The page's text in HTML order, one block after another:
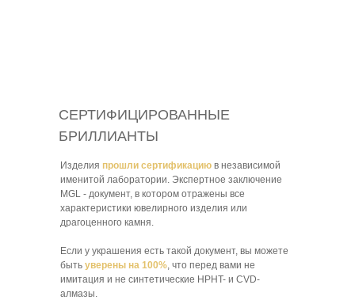
СЕРТИФИЦИРОВАННЫЕ
БРИЛЛИАНТЫ
Изделия прошли сертификацию в независимой
именитой лаборатории. Экспертное заключение
MGL - документ, в котором отражены все
характеристики ювелирного изделия или
драгоценного камня.
Если у украшения есть такой документ, вы можете
быть уверены на 100% , что перед вами не
имитация и не синтетические HPHT- и CVD-
алмазы.